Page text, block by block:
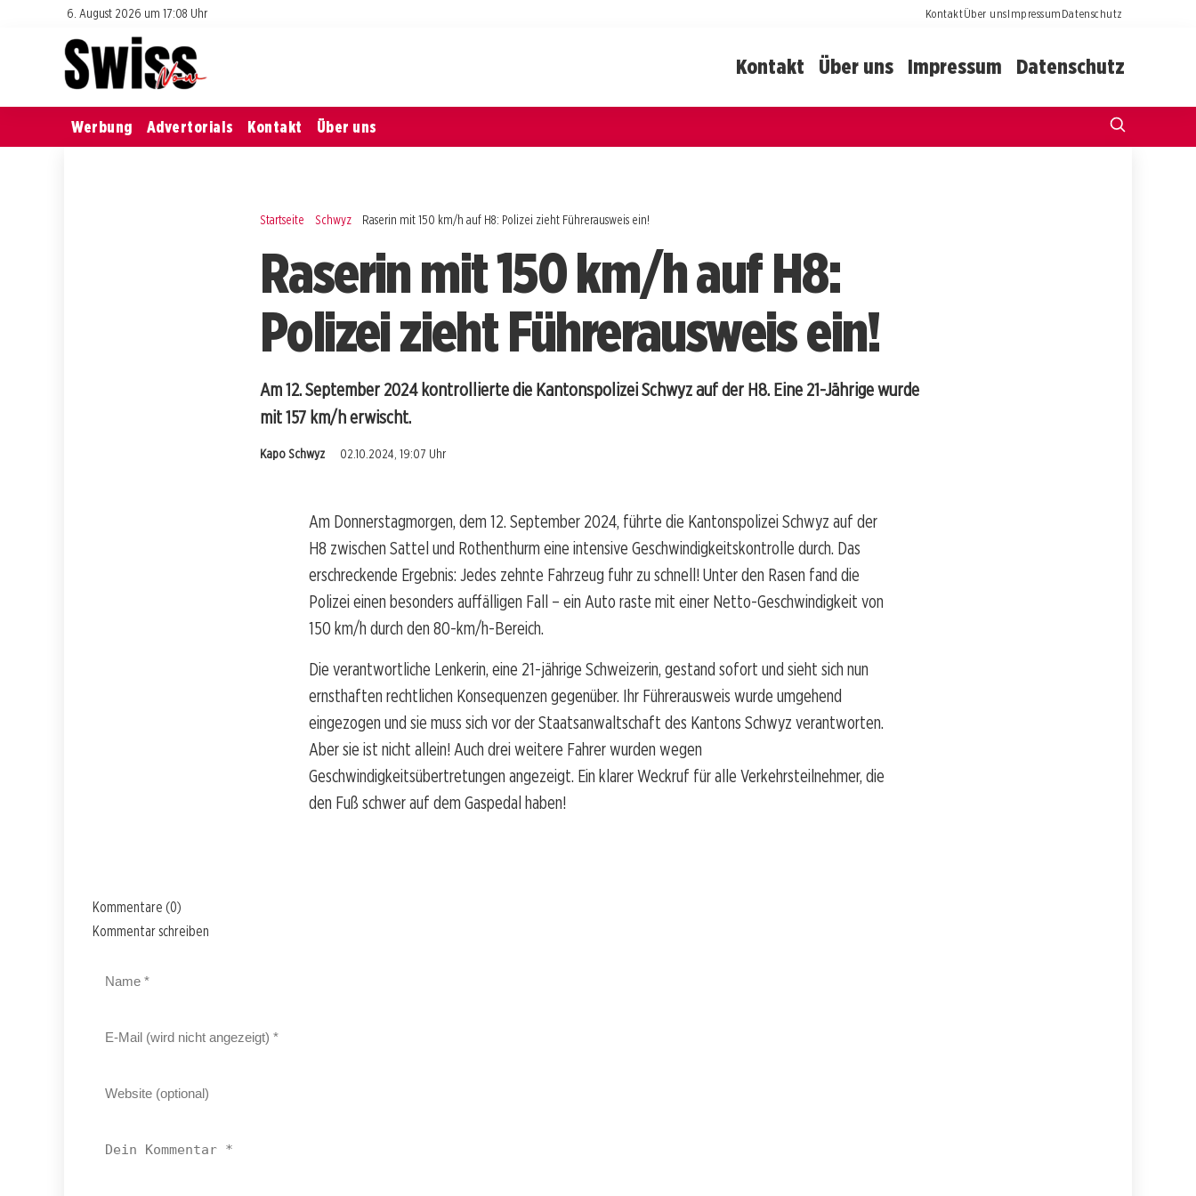
6. August 2026 um 17:08 Uhr KontaktÜber unsImpressumDatenschutz
Kontakt Über uns Impressum Datenschutz
Werbung Advertorials Kontakt Über uns
Startseite Schwyz Raserin mit 150 km/h auf H8: Polizei zieht Führerausweis ein!
Raserin mit 150 km/h auf H8:
Polizei zieht Führerausweis ein!
Am 12. September 2024 kontrollierte die Kantonspolizei Schwyz auf der H8. Eine 21-Jährige wurde
mit 157 km/h erwischt.
Kapo Schwyz 02.10.2024, 19:07 Uhr
Am Donnerstagmorgen, dem 12. September 2024, führte die Kantonspolizei Schwyz auf der
H8 zwischen Sattel und Rothenthurm eine intensive Geschwindigkeitskontrolle durch. Das
erschreckende Ergebnis: Jedes zehnte Fahrzeug fuhr zu schnell! Unter den Rasen fand die
Polizei einen besonders auffälligen Fall – ein Auto raste mit einer Netto-Geschwindigkeit von
150 km/h durch den 80-km/h-Bereich.
Die verantwortliche Lenkerin, eine 21-jährige Schweizerin, gestand sofort und sieht sich nun
ernsthaften rechtlichen Konsequenzen gegenüber. Ihr Führerausweis wurde umgehend
eingezogen und sie muss sich vor der Staatsanwaltschaft des Kantons Schwyz verantworten.
Aber sie ist nicht allein! Auch drei weitere Fahrer wurden wegen
Geschwindigkeitsübertretungen angezeigt. Ein klarer Weckruf für alle Verkehrsteilnehmer, die
den Fuß schwer auf dem Gaspedal haben!
Kommentare (0)
Kommentar schreiben